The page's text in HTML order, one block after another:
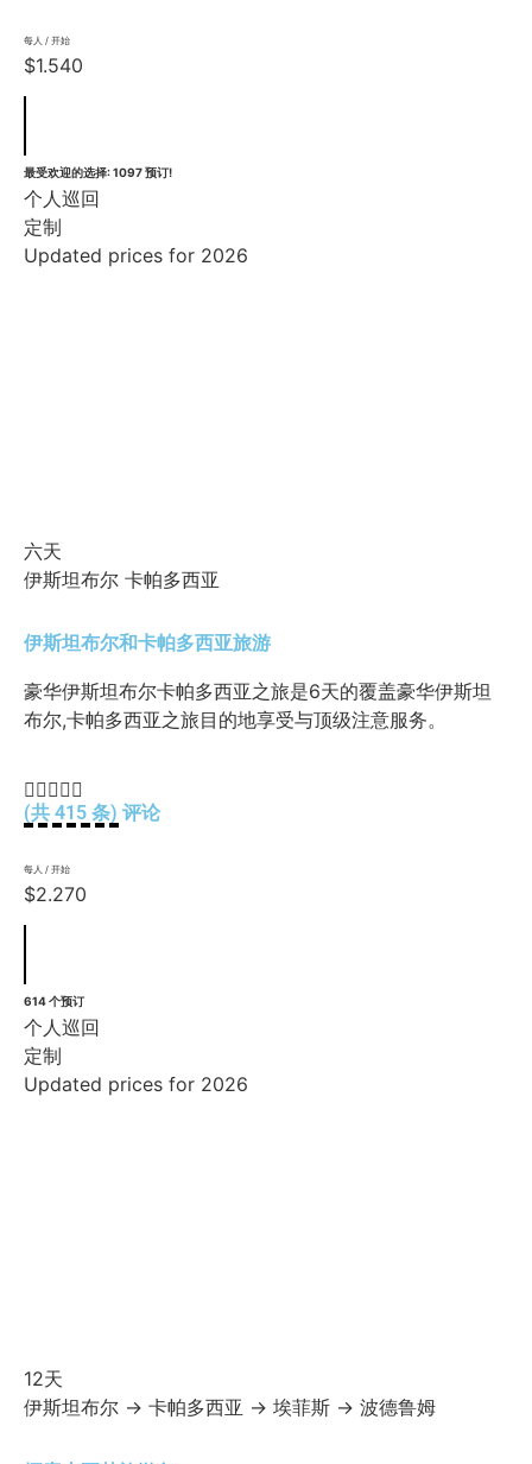
每人 / 开始
$1.540
最受欢迎的选择: 1097 预订!
个人巡回
定制
Updated prices for 2026
六天
伊斯坦布尔 卡帕多西亚
伊斯坦布尔和卡帕多西亚旅游
豪华伊斯坦布尔卡帕多西亚之旅是6天的覆盖豪华伊斯坦
布尔,卡帕多西亚之旅目的地享受与顶级注意服务。

(共 415 条) 评论
每人 / 开始
$2.270
614 个预订
个人巡回
定制
Updated prices for 2026
12天
伊斯坦布尔 → 卡帕多西亚 → 埃菲斯 → 波德鲁姆